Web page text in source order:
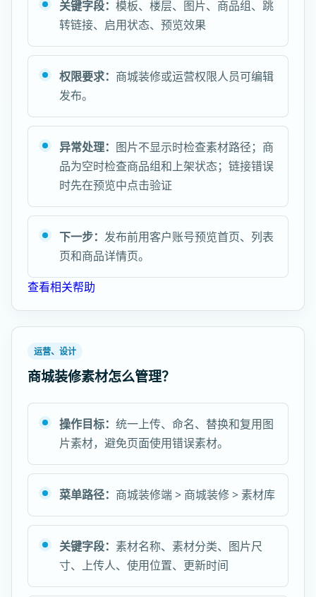
关键字段： 模板、楼层、图片、商品组、跳
转链接、启用状态、预览效果
权限要求： 商城装修或运营权限人员可编辑
发布。
异常处理： 图片不显示时检查素材路径；商
品为空时检查商品组和上架状态；链接错误
时先在预览中点击验证
下一步： 发布前用客户账号预览首页、列表
页和商品详情页。
查看相关帮助
运营、设计
商城装修素材怎么管理？
操作目标： 统一上传、命名、替换和复用图
片素材，避免页面使用错误素材。
菜单路径： 商城装修端 > 商城装修 > 素材库
关键字段： 素材名称、素材分类、图片尺
寸、上传人、使用位置、更新时间